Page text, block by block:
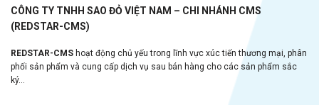
CÔNG TY TNHH SAO ĐỎ VIỆT NAM – CHI NHÁNH CMS
(REDSTAR-CMS)
REDSTAR-CMS hoạt động chủ yếu trong lĩnh vực xúc tiến thương mại, phân
phối sản phẩm và cung cấp dịch vụ sau bán hàng cho các sản phẩm sắc
ký...